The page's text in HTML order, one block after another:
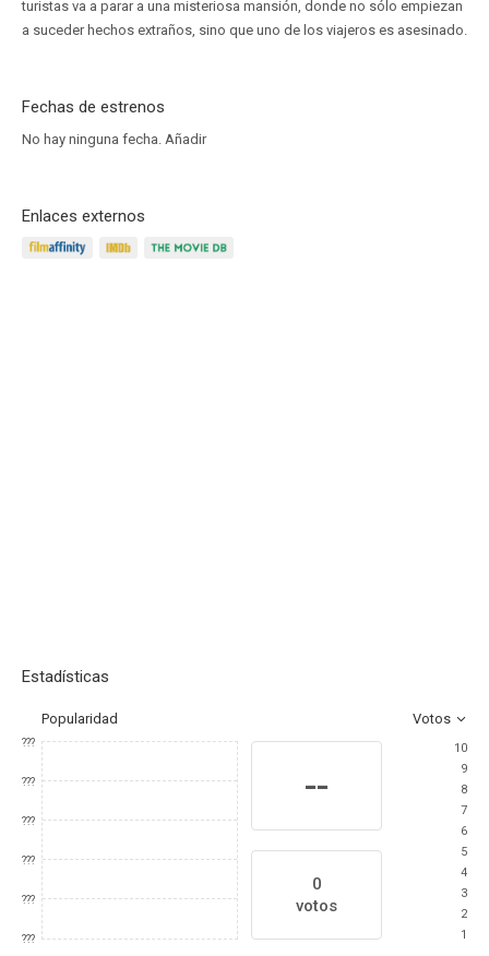
turistas va a parar a una misteriosa mansión, donde no sólo empiezan
a suceder hechos extraños, sino que uno de los viajeros es asesinado.
Fechas de estrenos
No hay ninguna fecha. Añadir
Enlaces externos
Estadísticas
Popularidad Votos
???
???
???
???
???
???
--
0
votos
10
9
8
7
6
5
4
3
2
1